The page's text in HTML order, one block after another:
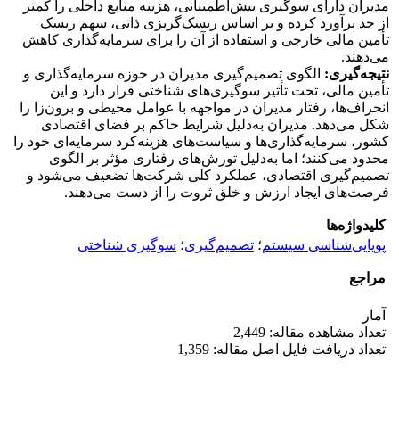
مدیران دارای سوگیری بیش‌اطمینانی، هزینه منابع داخلی را کمتر
از حد برآورد کرده و بر اساس ریسک‌گریزی ذاتی، سهم ریسک
تأمین مالی خارجی و استفاده از آن را برای سرمایه‌گذاری کاهش
می‌دهند.
نتیجه‌گیری: الگوی تصمیم‌گیری مدیران در حوزه سرمایه‌گذاری و
تأمین مالی، تحت تأثیر سوگیری‌های شناختی قرار دارد و این
انحراف‌ها، رفتار مدیران در مواجهه با عوامل محیطی و برون‌زا را
شکل می‌دهد. مدیران به‌دلیل شرایط حاکم بر فضای اقتصادی
کشور، سرمایه‌گذاری‌ها و سیاست‌های هزینه‌کرد سرمایه‌ای خود را
محدود می‌کنند؛ اما به‌دلیل تورش‌های رفتاری مؤثر بر الگوی
تصمیم‌گیری اقتصادی، عملکرد کلی شرکت‌ها تضعیف می‌شود و
فرصت‌های ایجاد ارزش و خلق ثروت را از دست می‌دهند.
کلیدواژه‌ها
پویایی‌شناسی سیستم؛ تصمیم‌گیری؛ سوگیری شناختی
مراجع
آمار
تعداد مشاهده مقاله: 2,449
تعداد دریافت فایل اصل مقاله: 1,359